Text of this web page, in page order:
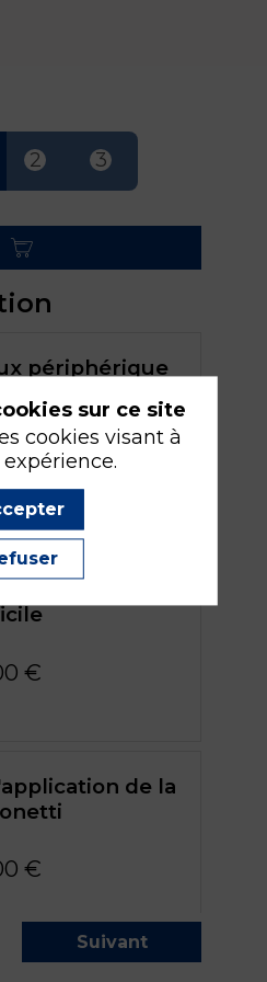
2 3
périphérique
€
€
de la
€
Suivant
sur ce site
cookies visant à